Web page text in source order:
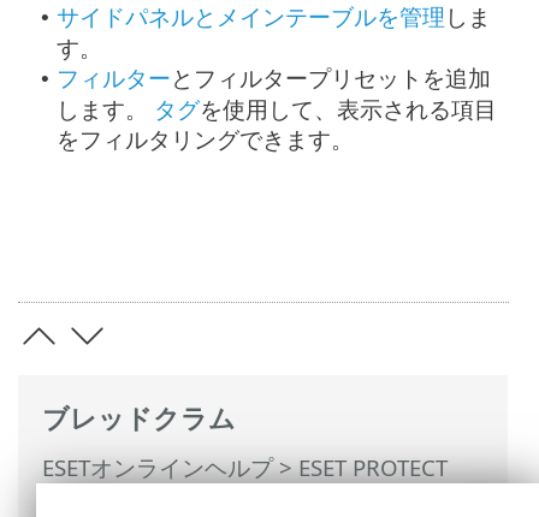
ブレッドクラム
ESETオンラインヘルプ>ESET PROTECT
• サイドパネルとメインテーブルを管理 しま
す。
• フィルターとフィルタープリセットを追加
します。 タグを使用して、表示される項目
をフィルタリングできます。